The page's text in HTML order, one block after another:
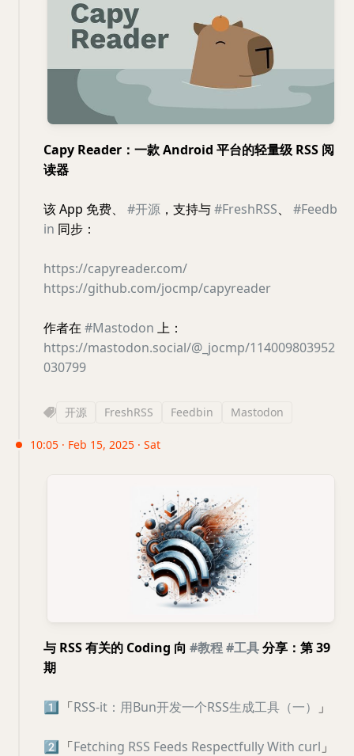
Capy Reader：一款 Android 平台的轻量级 RSS 阅
读器
该 App 免费、 #开源 ，支持与#FreshRSS、 #Feedb
in 同步：
https://capyreader.com/
https://github.com/jocmp/capyreader
作者在 #Mastodon 上：
https://mastodon.social/@_jocmp/114009803952
030799
开源 FreshRSS Feedbin Mastodon
10:05 · Feb 15, 2025 · Sat
与 RSS 有关的 Coding 向 #教程#工具分享：第 39
期
1️⃣ 「RSS-it：用Bun开发一个RSS生成工具（一） 」
2️⃣ 「Fetching RSS Feeds Respectfully With curl 」